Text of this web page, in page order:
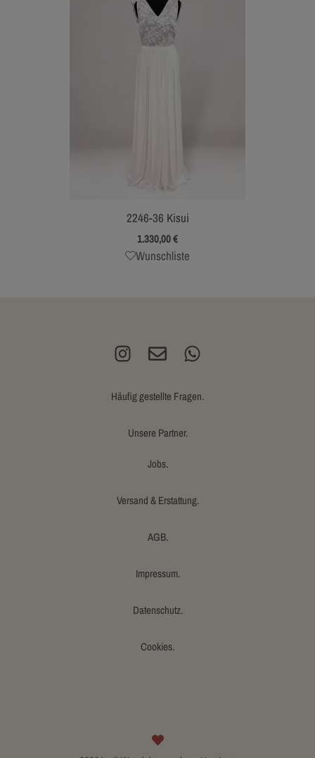
2246-36 Kisui
1.330,00€
Wunschliste
Häufig gestellte Fragen.
Unsere Partner.
Jobs.
Versand & Erstattung.
AGB.
Impressum.
Datenschutz.
Cookies.